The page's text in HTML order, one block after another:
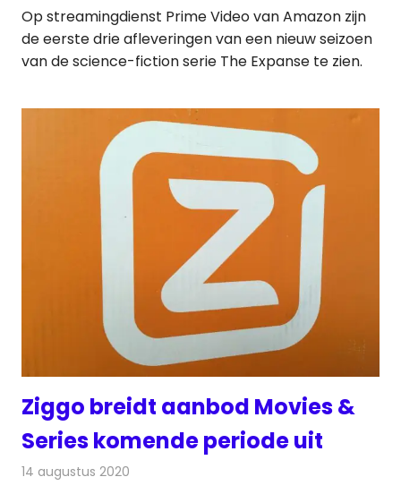
Op streamingdienst Prime Video van Amazon zijn
de eerste drie afleveringen van een nieuw seizoen
van de science-fiction serie The Expanse te zien.
Ziggo breidt aanbod Movies &
Series komende periode uit
14 augustus 2020